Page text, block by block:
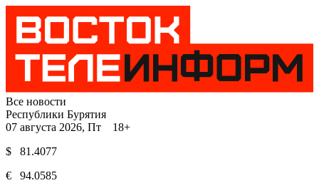
Все новости
Республики Бурятия
07 августа 2026, Пт 18+
$ 81.4077
€ 94.0585